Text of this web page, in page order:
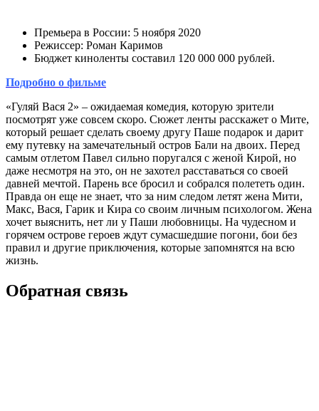
Премьера в России: 5 ноября 2020
Режиссер: Роман Каримов
Бюджет киноленты составил 120 000 000 рублей.
Подробно о фильме
«Гуляй Вася 2» – ожидаемая комедия, которую зрители
посмотрят уже совсем скоро. Сюжет ленты расскажет о Мите,
который решает сделать своему другу Паше подарок и дарит
ему путевку на замечательный остров Бали на двоих. Перед
самым отлетом Павел сильно поругался с женой Кирой, но
даже несмотря на это, он не захотел расставаться со своей
давней мечтой. Парень все бросил и собрался полететь один.
Правда он еще не знает, что за ним следом летят жена Мити,
Макс, Вася, Гарик и Кира со своим личным психологом. Жена
хочет выяснить, нет ли у Паши любовницы. На чудесном и
горячем острове героев ждут сумасшедшие погони, бои без
правил и другие приключения, которые запомнятся на всю
жизнь.
Обратная связь